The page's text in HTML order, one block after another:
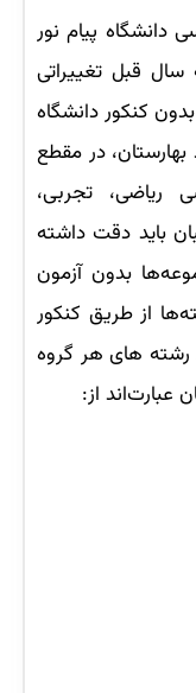
دانشگاه پیام نور
قبل تغییراتی
کنکور دانشگاه
در واحد بهارستان، در مقطع
ریاضی، تجربی،
باید دقت داشته
بدون آزمون
از طریق کنکور
رشته های هر گروه
عبارت‌اند از: